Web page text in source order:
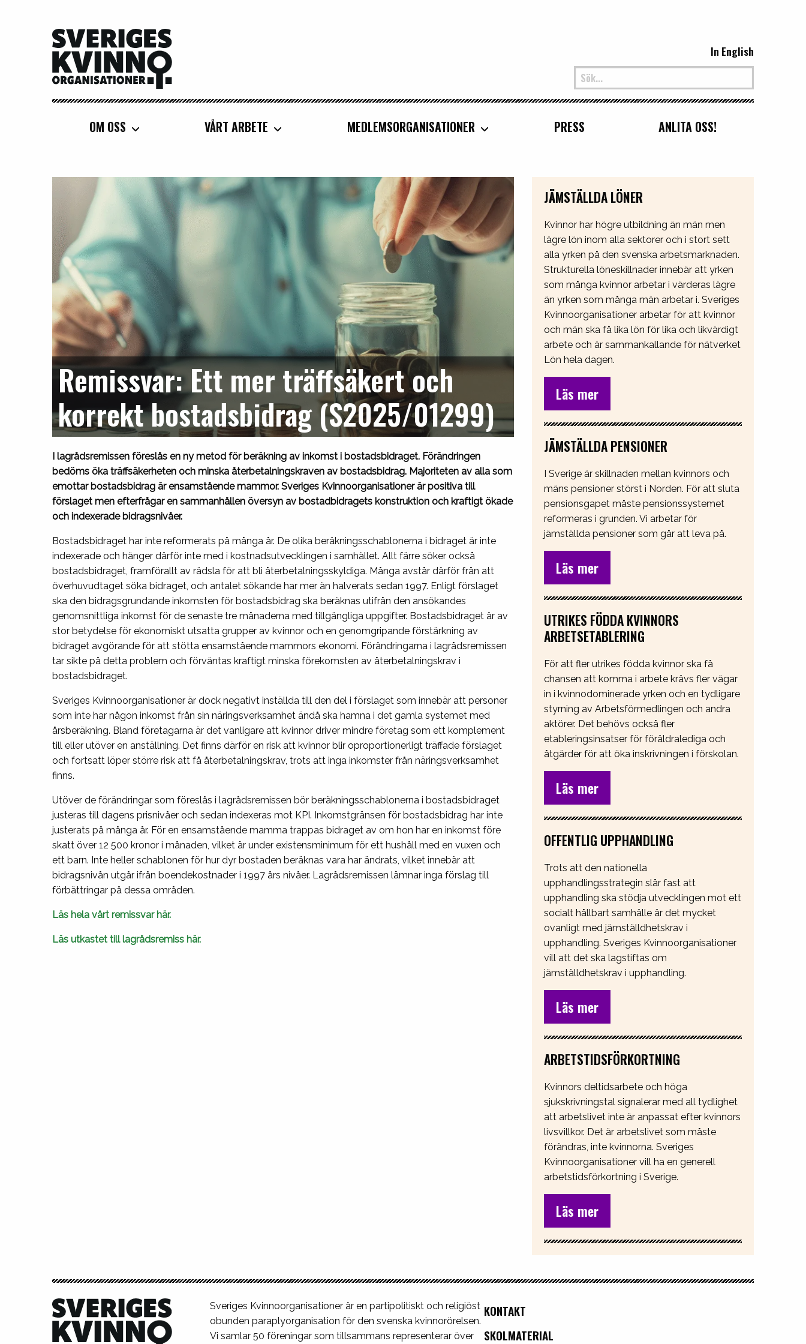
Sveriges Kvinnoorganisationer
In English
OM OSS VÅRT ARBETE MEDLEMSORGANISATIONER PRESS ANLITA OSS!
Remissvar: Ett mer träffsäkert och
korrekt bostadsbidrag (S2025/01299)
I lagrådsremissen föreslås en ny metod för beräkning av inkomst i bostadsbidraget. Förändringen
bedöms öka träffsäkerheten och minska återbetalningskraven av bostadsbidrag. Majoriteten av alla som
emottar bostadsbidrag är ensamstående mammor. Sveriges Kvinnoorganisationer är positiva till
förslaget men efterfrågar en sammanhållen översyn av bostadbidragets konstruktion och kraftigt ökade
och indexerade bidragsnivåer.
Bostadsbidraget har inte reformerats på många år. De olika beräkningsschablonerna i bidraget är inte
indexerade och hänger därför inte med i kostnadsutvecklingen i samhället. Allt färre söker också
bostadsbidraget, framförallt av rädsla för att bli återbetalningsskyldiga. Många avstår därför från att
överhuvudtaget söka bidraget, och antalet sökande har mer än halverats sedan 1997. Enligt förslaget
ska den bidragsgrundande inkomsten för bostadsbidrag ska beräknas utifrån den ansökandes
genomsnittliga inkomst för de senaste tre månaderna med tillgängliga uppgifter. Bostadsbidraget är av
stor betydelse för ekonomiskt utsatta grupper av kvinnor och en genomgripande förstärkning av
bidraget avgörande för att stötta ensamstående mammors ekonomi. Förändringarna i lagrådsremissen
tar sikte på detta problem och förväntas kraftigt minska förekomsten av återbetalningskrav i
bostadsbidraget.
Sveriges Kvinnoorganisationer är dock negativt inställda till den del i förslaget som innebär att personer
som inte har någon inkomst från sin näringsverksamhet ändå ska hamna i det gamla systemet med
årsberäkning. Bland företagarna är det vanligare att kvinnor driver mindre företag som ett komplement
till eller utöver en anställning. Det finns därför en risk att kvinnor blir oproportionerligt träffade förslaget
och fortsatt löper större risk att få återbetalningskrav, trots att inga inkomster från näringsverksamhet
finns.
Utöver de förändringar som föreslås i lagrådsremissen bör beräkningsschablonerna i bostadsbidraget
justeras till dagens prisnivåer och sedan indexeras mot KPI. Inkomstgränsen för bostadsbidrag har inte
justerats på många år. För en ensamstående mamma trappas bidraget av om hon har en inkomst före
skatt över 12 500 kronor i månaden, vilket är under existensminimum för ett hushåll med en vuxen och
ett barn. Inte heller schablonen för hur dyr bostaden beräknas vara har ändrats, vilket innebär att
bidragsnivån utgår ifrån boendekostnader i 1997 års nivåer. Lagrådsremissen lämnar inga förslag till
förbättringar på dessa områden.
Läs hela vårt remissvar här.
Läs utkastet till lagrådsremiss här.
JÄMSTÄLLDA LÖNER
Kvinnor har högre utbildning än män men
lägre lön inom alla sektorer och i stort sett
alla yrken på den svenska arbetsmarknaden.
Strukturella löneskillnader innebär att yrken
som många kvinnor arbetar i värderas lägre
än yrken som många män arbetar i. Sveriges
Kvinnoorganisationer arbetar för att kvinnor
och män ska få lika lön för lika och likvärdigt
arbete och är sammankallande för nätverket
Lön hela dagen.
Läs mer
JÄMSTÄLLDA PENSIONER
I Sverige är skillnaden mellan kvinnors och
mäns pensioner störst i Norden. För att sluta
pensionsgapet måste pensionssystemet
reformeras i grunden. Vi arbetar för
jämställda pensioner som går att leva på.
Läs mer
UTRIKES FÖDDA KVINNORS
ARBETSETABLERING
För att fler utrikes födda kvinnor ska få
chansen att komma i arbete krävs fler vägar
in i kvinnodominerade yrken och en tydligare
styrning av Arbetsförmedlingen och andra
aktörer. Det behövs också fler
etableringsinsatser för föräldralediga och
åtgärder för att öka inskrivningen i förskolan.
Läs mer
OFFENTLIG UPPHANDLING
Trots att den nationella
upphandlingsstrategin slår fast att
upphandling ska stödja utvecklingen mot ett
socialt hållbart samhälle är det mycket
ovanligt med jämställdhetskrav i
upphandling. Sveriges Kvinnoorganisationer
vill att det ska lagstiftas om
jämställdhetskrav i upphandling.
Läs mer
ARBETSTIDSFÖRKORTNING
Kvinnors deltidsarbete och höga
sjukskrivningstal signalerar med all tydlighet
att arbetslivet inte är anpassat efter kvinnors
livsvillkor. Det är arbetslivet som måste
förändras, inte kvinnorna. Sveriges
Kvinnoorganisationer vill ha en generell
arbetstidsförkortning i Sverige.
Läs mer
Sveriges Kvinnoorganisationer är en partipolitiskt och religiöst
obunden paraplyorganisation för den svenska kvinnorörelsen.
Vi samlar 50 föreningar som tillsammans representerar över
KONTAKT
SKOLMATERIAL